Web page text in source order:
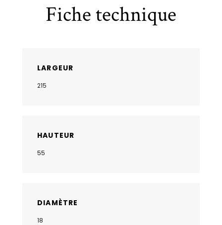
Fiche technique
LARGEUR
215
HAUTEUR
55
DIAMÈTRE
18